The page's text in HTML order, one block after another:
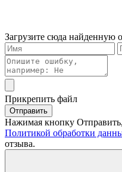
Загрузите сюда найденную
Прикрепить файл
Отправить
Нажимая кнопку
Политикой обработки
отзыва.